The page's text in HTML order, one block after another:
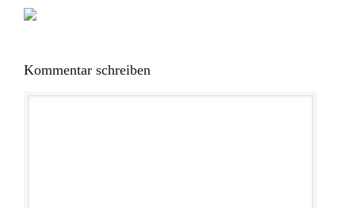
Kommentar schreiben